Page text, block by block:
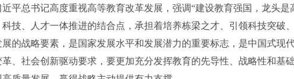
总书记高度重视高等教育改革发展，强调“建设教育强国，龙头是
技、人才一体推进的结合点，承担着培养栋梁之才、引领科技突破
的战略要素，是国家发展水平和发展潜力的重要标志，是中国式现
、社会创新驱动要求，要更加充分发挥教育的先导性、战略性和基